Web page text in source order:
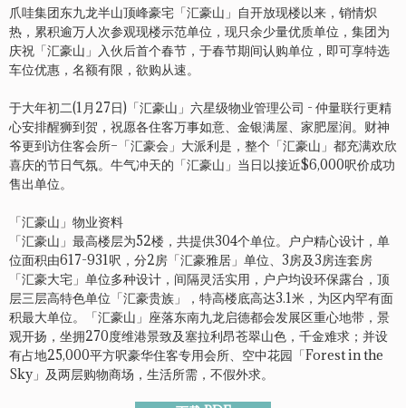
爪哇集团东九龙半山顶峰豪宅「汇豪山」自开放现楼以来，销情炽
热，累积逾万人次参观现楼示范单位，现只余少量优质单位，集团为
庆祝「汇豪山」入伙后首个春节，于春节期间认购单位，即可享特选
车位优惠，名额有限，欲购从速。
于大年初二(1月27日)「汇豪山」六星级物业管理公司 - 仲量联行更精
心安排醒狮到贺，祝愿各住客万事如意、金银满屋、家肥屋润。财神
爷更到访住客会所–「汇豪会」大派利是，整个「汇豪山」都充满欢欣
喜庆的节日气氛。牛气冲天的「汇豪山」当日以接近$6,000呎价成功
售出单位。
「汇豪山」物业资料
「汇豪山」最高楼层为52楼，共提供304个单位。户户精心设计，单
位面积由617-931呎，分2房「汇豪雅居」单位、3房及3房连套房
「汇豪大宅」单位多种设计，间隔灵活实用，户户均设环保露台，顶
层三层高特色单位「汇豪贵族」，特高楼底高达3.1米，为区内罕有面
积最大单位。「汇豪山」座落东南九龙启德都会发展区重心地带，景
观开扬，坐拥270度维港景致及塞拉利昂苍翠山色，千金难求；并设
有占地25,000平方呎豪华住客专用会所、空中花园「Forest in the
Sky」及两层购物商场，生活所需，不假外求。